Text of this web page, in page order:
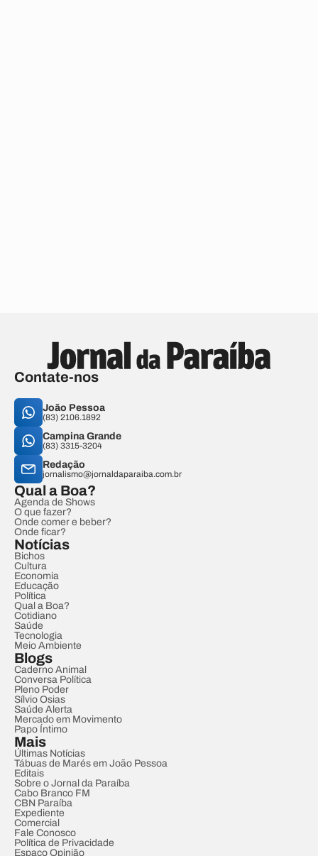
Contate-nos
João Pessoa
(83) 2106.1892
Campina Grande
(83) 3315-3204
Redação
jornalismo@jornaldaparaiba.com.br
Qual a Boa?
Agenda de Shows
O que fazer?
Onde comer e beber?
Onde ficar?
Notícias
Bichos
Cultura
Economia
Educação
Política
Qual a Boa?
Cotidiano
Saúde
Tecnologia
Meio Ambiente
Blogs
Caderno Animal
Conversa Política
Pleno Poder
Sílvio Osias
Saúde Alerta
Mercado em Movimento
Papo Íntimo
Mais
Últimas Notícias
Tábuas de Marés em João Pessoa
Editais
Sobre o Jornal da Paraíba
Cabo Branco FM
CBN Paraíba
Expediente
Comercial
Fale Conosco
Política de Privacidade
Espaço Opinião